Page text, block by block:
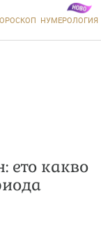
НУМЕРОЛОГИЯ
ето какво